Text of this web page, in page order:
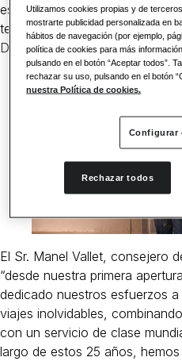
estuvo acompañado del señor
territorial deCatalonia Hotels
Dominicana.
El Sr. Manel Vallet, consejero
“desde nuestra primera
dedicado nuestros esfuerzos
viajes inolvidables,
con un servicio de clase
largo de estos 25 años,
Utilizamos cookies propias y de
mostrarte publicidad personalizada en
hábitos de navegación (por ejemplo,
política de cookies para más
pulsando en el botón “Aceptar todos”.
rechazar su uso, pulsando en el botón
nuestra Política de cookies.
Configurar
Rechazar todos